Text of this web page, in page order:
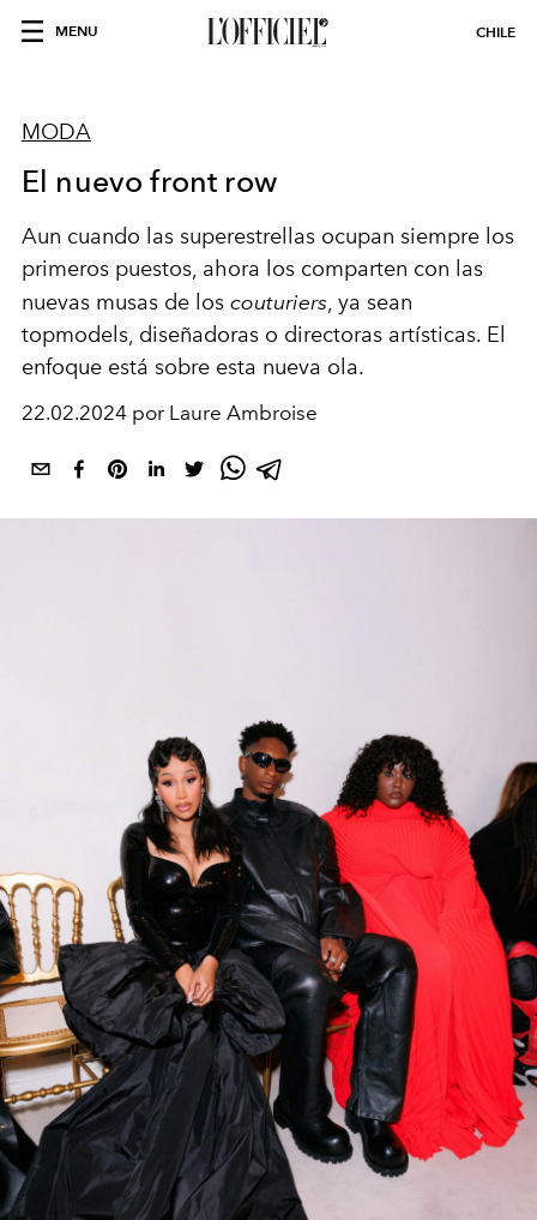
MENU CHILE
MODA
El nuevo front row
Aun cuando las superestrellas ocupan siempre los
primeros puestos, ahora los comparten con las
nuevas musas de los couturiers, ya sean
topmodels, diseñadoras o directoras artísticas. El
enfoque está sobre esta nueva ola.
22.02.2024 por Laure Ambroise